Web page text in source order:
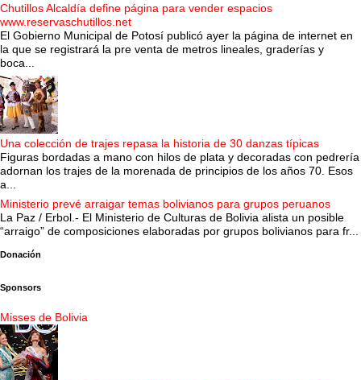
Chutillos Alcaldía define página para vender espacios
www.reservaschutillos.net
El Gobierno Municipal de Potosí publicó ayer la página de internet en
la que se registrará la pre venta de metros lineales, graderías y
boca...
Una colección de trajes repasa la historia de 30 danzas típicas
Figuras bordadas a mano con hilos de plata y decoradas con pedrería
adornan los trajes de la morenada de principios de los años 70. Esos
a...
Ministerio prevé arraigar temas bolivianos para grupos peruanos
La Paz / Erbol.- El Ministerio de Culturas de Bolivia alista un posible
“arraigo” de composiciones elaboradas por grupos bolivianos para fr...
Donación
Sponsors
Misses de Bolivia